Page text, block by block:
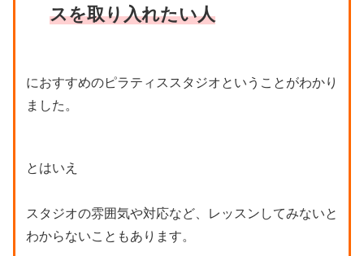
スを取り入れたい人
におすすめのピラティススタジオということがわかり
ました。
とはいえ
スタジオの雰囲気や対応など、レッスンしてみないと
わからないこともあります。